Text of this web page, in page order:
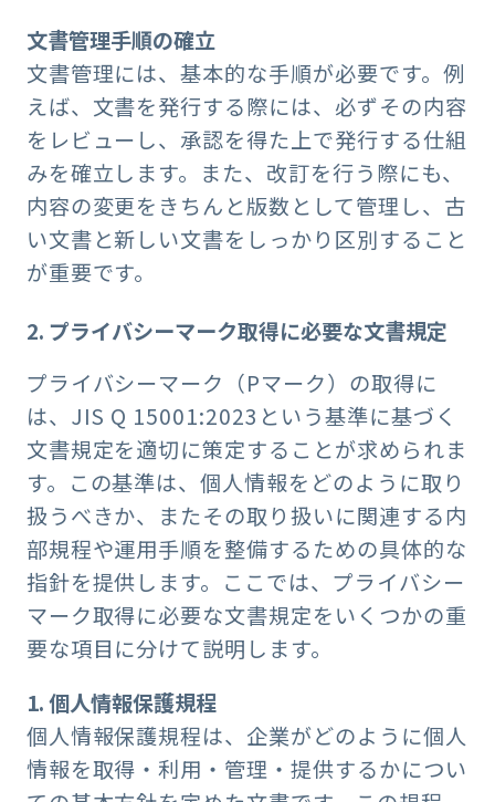
文書管理手順の確立
文書管理には、基本的な手順が必要です。例
えば、文書を発行する際には、必ずその内容
をレビューし、承認を得た上で発行する仕組
みを確立します。また、改訂を行う際にも、
内容の変更をきちんと版数として管理し、古
い文書と新しい文書をしっかり区別すること
が重要です。
2. プライバシーマーク取得に必要な文書規定
プライバシーマーク（Pマーク）の取得に
は、JIS Q 15001:2023という基準に基づく
文書規定を適切に策定することが求められま
す。この基準は、個人情報をどのように取り
扱うべきか、またその取り扱いに関連する内
部規程や運用手順を整備するための具体的な
指針を提供します。ここでは、プライバシー
マーク取得に必要な文書規定をいくつかの重
要な項目に分けて説明します。
1. 個人情報保護規程
個人情報保護規程は、企業がどのように個人
情報を取得・利用・管理・提供するかについ